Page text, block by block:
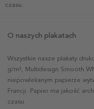
czasu.
O naszych plakatach
Wszystkie nasze plakaty
g/m², Multidesign Smooth
niepowlekanym papierze
Francji. Papier ma jakość
czasu.